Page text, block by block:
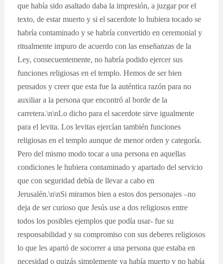
que había sido asaltado daba la impresión, a juzgar por el
texto, de estar muerto y si el sacerdote lo hubiera tocado se
habría contaminado y se habría convertido en ceremonial y
ritualmente impuro de acuerdo con las enseñanzas de la
Ley, consecuentemente, no habría podido ejercer sus
funciones religiosas en el templo. Hemos de ser bien
pensados y creer que esta fue la auténtica razón para no
auxiliar a la persona que encontró al borde de la
carretera.\n\nLo dicho para el sacerdote sirve igualmente
para el levita. Los levitas ejercían también funciones
religiosas en el templo aunque de menor orden y categoría.
Pero del mismo modo tocar a una persona en aquellas
condiciones le hubiera contaminado y apartado del servicio
que con seguridad debía de llevar a cabo en
Jerusalén.\n\nSi miramos bien a estos dos personajes –no
deja de ser curioso que Jesús use a dos religiosos entre
todos los posibles ejemplos que podía usar- fue su
responsabilidad y su compromiso con sus deberes religiosos
lo que les apartó de socorrer a una persona que estaba en
necesidad o quizás simplemente ya había muerto y no había